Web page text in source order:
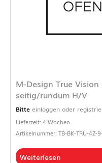
M-Design True
seitig/rundum H/V
Bitte einloggen oder
Lieferzeit: 4 Wochen
Artikelnummer: TB-BK-TRU-4Z-
Weiterlesen